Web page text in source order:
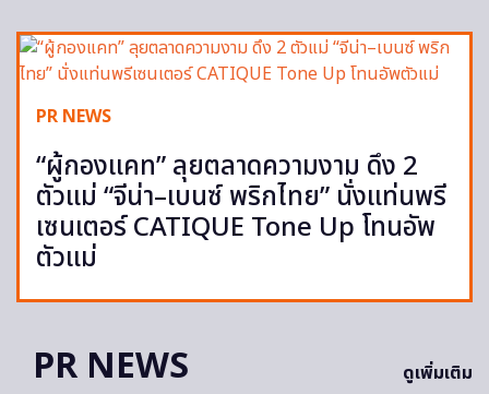
PR NEWS
“ผู้กองแคท” ลุยตลาดความงาม ดึง 2
ตัวแม่ “จีน่า–เบนซ์ พริกไทย” นั่งแท่นพรี
เซนเตอร์ CATIQUE Tone Up โทนอัพ
ตัวแม่
PR NEWS ดูเพิ่มเติม